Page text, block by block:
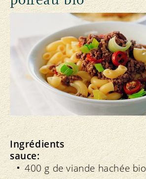
Ingrédients
sauce:
400 g de viande hachée bio